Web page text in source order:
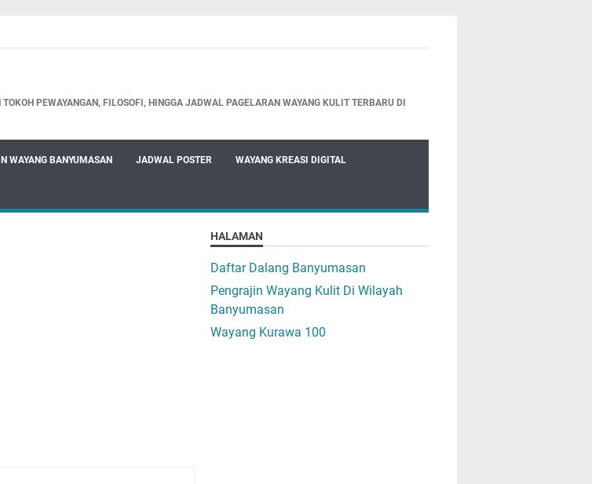
PEWAYANGAN, FILOSOFI, HINGGA JADWAL PAGELARAN WAYANG KULIT TERBARU DI
WAYANG BANYUMASAN JADWAL POSTER WAYANG KREASI DIGITAL
HALAMAN
Daftar Dalang Banyumasan
Pengrajin Wayang Kulit Di Wilayah
Banyumasan
Wayang Kurawa 100